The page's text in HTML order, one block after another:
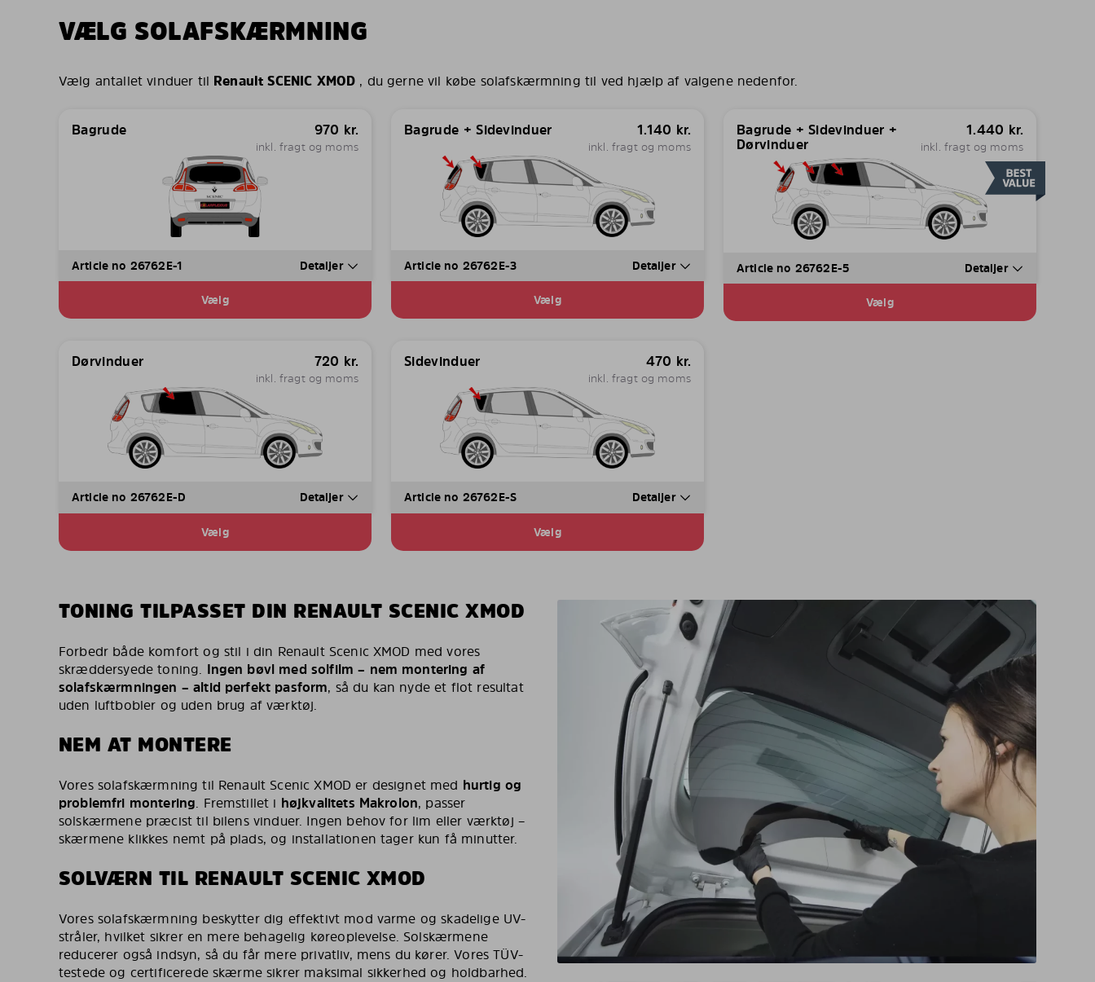
VÆLG SOLAFSKÆRMNING
Vælg antallet vinduer til Renault SCENIC XMOD , du gerne vil købe solafskærmning til ved hjælp af valgene nedenfor.
Bagrude 970 kr.
inkl. fragt og moms
Article no 26762E-1 Detaljer
Vælg
Bagrude + Sidevinduer 1.140 kr.
inkl. fragt og moms
Article no 26762E-3 Detaljer
Vælg
Bagrude + Sidevinduer +
Dørvinduer
1.440 kr.
inkl. fragt og moms
Article no 26762E-5 Detaljer
Vælg
Dørvinduer 720 kr.
inkl. fragt og moms
Article no 26762E-D Detaljer
Vælg
Sidevinduer 470 kr.
inkl. fragt og moms
Article no 26762E-S Detaljer
Vælg
TONING TILPASSET DIN RENAULT SCENIC XMOD
Forbedr både komfort og stil i din Renault Scenic XMOD med vores
skræddersyede toning. Ingen bøvl med solfilm – nem montering af
solafskærmningen – altid perfekt pasform, så du kan nyde et flot resultat
uden luftbobler og uden brug af værktøj.
NEM AT MONTERE
Vores solafskærmning til Renault Scenic XMOD er designet med hurtig og
problemfri montering. Fremstillet i højkvalitets Makrolon, passer
solskærmene præcist til bilens vinduer. Ingen behov for lim eller værktøj –
skærmene klikkes nemt på plads, og installationen tager kun få minutter.
SOLVÆRN TIL RENAULT SCENIC XMOD
Vores solafskærmning beskytter dig effektivt mod varme og skadelige UV-
stråler, hvilket sikrer en mere behagelig køreoplevelse. Solskærmene
reducerer også indsyn, så du får mere privatliv, mens du kører. Vores TÜV-
testede og certificerede skærme sikrer maksimal sikkerhed og holdbarhed.